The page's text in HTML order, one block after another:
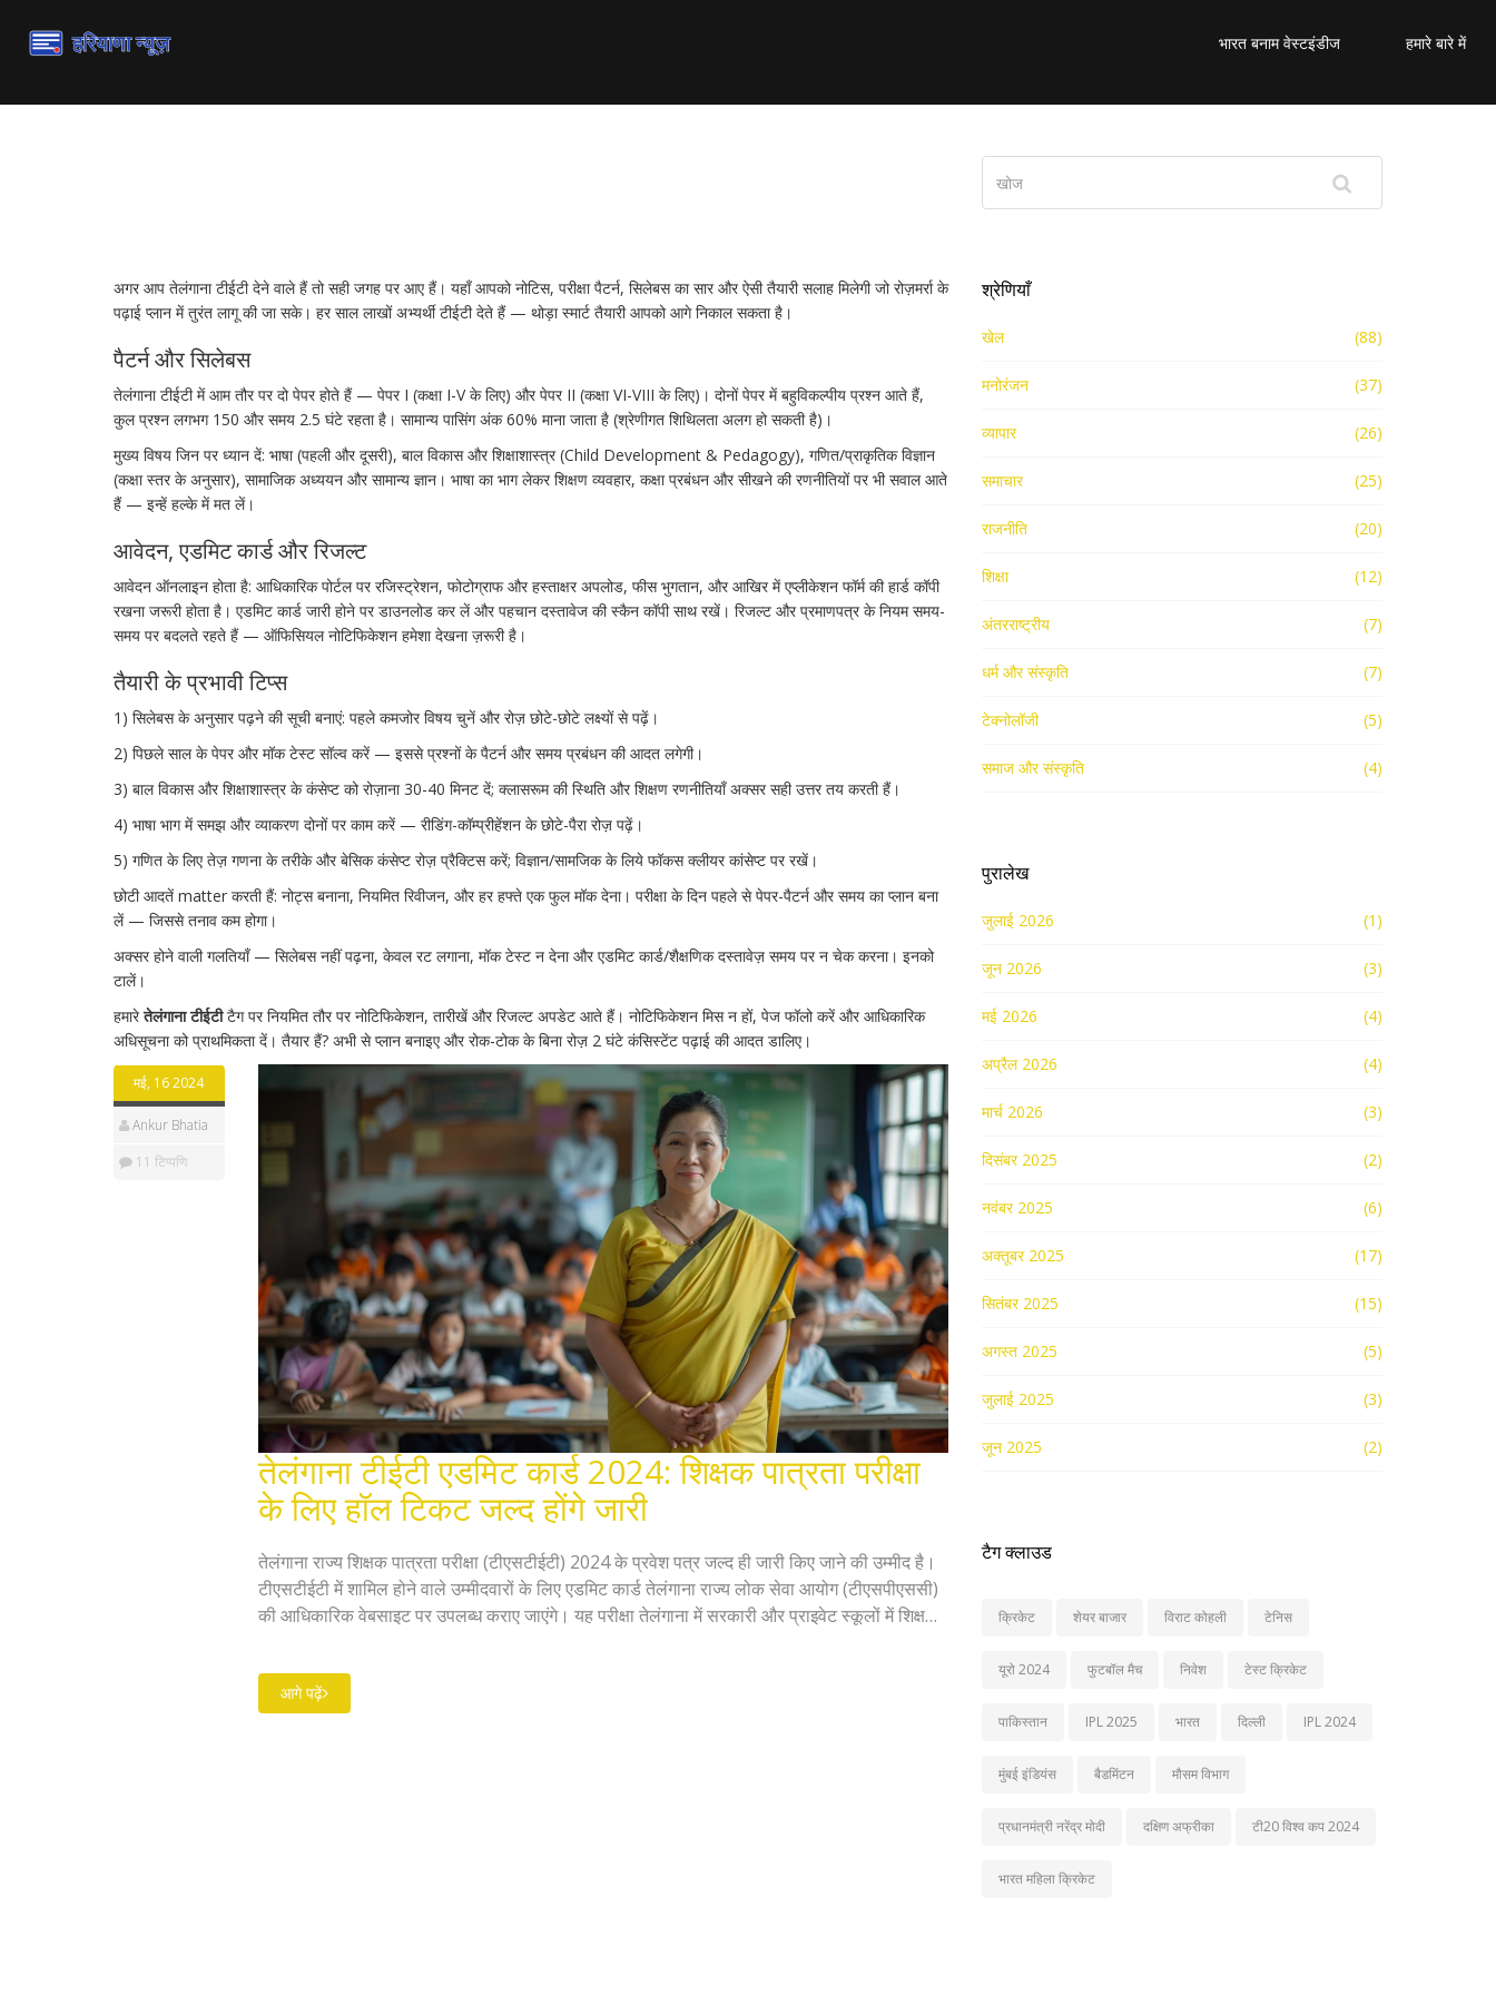
भारत बनाम वेस्टइंडीज हमारे बारे में
अगर आप तेलंगाना टीईटी देने वाले हैं तो सही जगह पर आए हैं। यहाँ आपको नोटिस, परीक्षा पैटर्न, सिलेबस का सार और ऐसी तैयारी सलाह मिलेगी जो रोज़मर्रा के
पढ़ाई प्लान में तुरंत लागू की जा सके। हर साल लाखों अभ्यर्थी टीईटी देते हैं — थोड़ा स्मार्ट तैयारी आपको आगे निकाल सकता है।
पैटर्न और सिलेबस
तेलंगाना टीईटी में आम तौर पर दो पेपर होते हैं — पेपर I (कक्षा I-V के लिए) और पेपर II (कक्षा VI-VIII के लिए)। दोनों पेपर में बहुविकल्पीय प्रश्न आते हैं,
कुल प्रश्न लगभग 150 और समय 2.5 घंटे रहता है। सामान्य पासिंग अंक 60% माना जाता है (श्रेणीगत शिथिलता अलग हो सकती है)।
मुख्य विषय जिन पर ध्यान दें: भाषा (पहली और दूसरी), बाल विकास और शिक्षाशास्त्र (Child Development & Pedagogy), गणित/प्राकृतिक विज्ञान
(कक्षा स्तर के अनुसार), सामाजिक अध्ययन और सामान्य ज्ञान। भाषा का भाग लेकर शिक्षण व्यवहार, कक्षा प्रबंधन और सीखने की रणनीतियों पर भी सवाल आते
हैं — इन्हें हल्के में मत लें।
आवेदन, एडमिट कार्ड और रिजल्ट
आवेदन ऑनलाइन होता है: आधिकारिक पोर्टल पर रजिस्ट्रेशन, फोटोग्राफ और हस्ताक्षर अपलोड, फीस भुगतान, और आखिर में एप्लीकेशन फॉर्म की हार्ड कॉपी
रखना जरूरी होता है। एडमिट कार्ड जारी होने पर डाउनलोड कर लें और पहचान दस्तावेज की स्कैन कॉपी साथ रखें। रिजल्ट और प्रमाणपत्र के नियम समय-
समय पर बदलते रहते हैं — ऑफिसियल नोटिफिकेशन हमेशा देखना ज़रूरी है।
तैयारी के प्रभावी टिप्स
1) सिलेबस के अनुसार पढ़ने की सूची बनाएं: पहले कमजोर विषय चुनें और रोज़ छोटे-छोटे लक्ष्यों से पढ़ें।
2) पिछले साल के पेपर और मॉक टेस्ट सॉल्व करें — इससे प्रश्नों के पैटर्न और समय प्रबंधन की आदत लगेगी।
3) बाल विकास और शिक्षाशास्त्र के कंसेप्ट को रोज़ाना 30-40 मिनट दें; क्लासरूम की स्थिति और शिक्षण रणनीतियाँ अक्सर सही उत्तर तय करती हैं।
4) भाषा भाग में समझ और व्याकरण दोनों पर काम करें — रीडिंग-कॉम्प्रीहेंशन के छोटे-पैरा रोज़ पढ़ें।
5) गणित के लिए तेज़ गणना के तरीके और बेसिक कंसेप्ट रोज़ प्रैक्टिस करें; विज्ञान/सामजिक के लिये फॉकस क्लीयर कांसेप्ट पर रखें।
छोटी आदतें matter करती हैं: नोट्स बनाना, नियमित रिवीजन, और हर हफ्ते एक फुल मॉक देना। परीक्षा के दिन पहले से पेपर-पैटर्न और समय का प्लान बना
लें — जिससे तनाव कम होगा।
अक्सर होने वाली गलतियाँ — सिलेबस नहीं पढ़ना, केवल रट लगाना, मॉक टेस्ट न देना और एडमिट कार्ड/शैक्षणिक दस्तावेज़ समय पर न चेक करना। इनको
टालें।
हमारेतेलंगाना टीईटीटैग पर नियमित तौर पर नोटिफिकेशन, तारीखें और रिजल्ट अपडेट आते हैं। नोटिफिकेशन मिस न हों, पेज फॉलो करें और आधिकारिक
अधिसूचना को प्राथमिकता दें। तैयार हैं? अभी से प्लान बनाइए और रोक-टोक के बिना रोज़ 2 घंटे कंसिस्टेंट पढ़ाई की आदत डालिए।
मई, 16 2024
Ankur Bhatia
11 टिप्पणि
तेलंगाना टीईटी एडमिट कार्ड 2024: शिक्षक पात्रता परीक्षा
के लिए हॉल टिकट जल्द होंगे जारी
तेलंगाना राज्य शिक्षक पात्रता परीक्षा (टीएसटीईटी) 2024 के प्रवेश पत्र जल्द ही जारी किए जाने की उम्मीद है।
टीएसटीईटी में शामिल होने वाले उम्मीदवारों के लिए एडमिट कार्ड तेलंगाना राज्य लोक सेवा आयोग (टीएसपीएससी)
की आधिकारिक वेबसाइट पर उपलब्ध कराए जाएंगे। यह परीक्षा तेलंगाना में सरकारी और प्राइवेट स्कूलों में शिक्षक
आगे पढ़ें
श्रेणियाँ
खेल (88)
मनोरंजन (37)
व्यापार (26)
समाचार (25)
राजनीति (20)
शिक्षा (12)
अंतरराष्ट्रीय (7)
धर्म और संस्कृति (7)
टेक्नोलॉजी (5)
समाज और संस्कृति (4)
पुरालेख
जुलाई 2026 (1)
जून 2026 (3)
मई 2026 (4)
अप्रैल 2026 (4)
मार्च 2026 (3)
दिसंबर 2025 (2)
नवंबर 2025 (6)
अक्तूबर 2025 (17)
सितंबर 2025 (15)
अगस्त 2025 (5)
जुलाई 2025 (3)
जून 2025 (2)
टैग क्लाउड
क्रिकेट शेयर बाजार विराट कोहली टेनिस
यूरो 2024 फुटबॉल मैच निवेश टेस्ट क्रिकेट
पाकिस्तान IPL 2025 भारत दिल्ली IPL 2024
मुंबई इंडियंस बैडमिंटन मौसम विभाग
प्रधानमंत्री नरेंद्र मोदी दक्षिण अफ्रीका टी20 विश्व कप 2024
भारत महिला क्रिकेट